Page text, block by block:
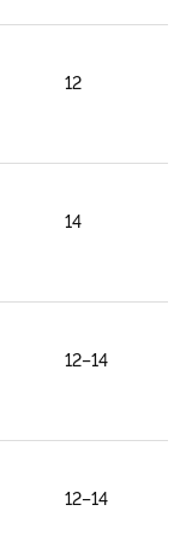
12
14
12–14
12–14